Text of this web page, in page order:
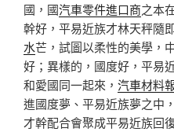
國，國汽車零件進口商之本
幹好，平易近族才林天秤隨
水芒，試圖以柔性的美學，
好；異樣的，國度好，平易
和愛國同一起來， 汽車材料
進國度夢、平易近族夢之中
才幹配合會聚成平易近族回